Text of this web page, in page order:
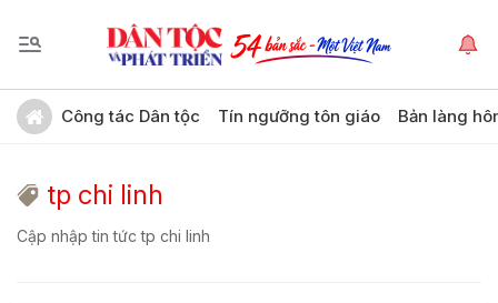
Công tác Dân tộc Tín ngưỡng tôn giáo Bản làng
tp chi linh
Cập nhập tin tức tp chi linh